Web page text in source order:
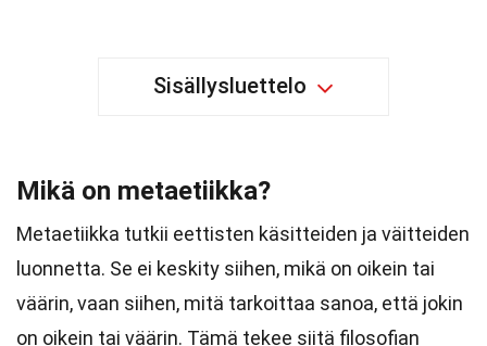
Sisällysluettelo
Mikä on metaetiikka?
Metaetiikka tutkii eettisten käsitteiden ja väitteiden
luonnetta. Se ei keskity siihen, mikä on oikein tai
väärin, vaan siihen, mitä tarkoittaa sanoa, että jokin
on oikein tai väärin. Tämä tekee siitä filosofian